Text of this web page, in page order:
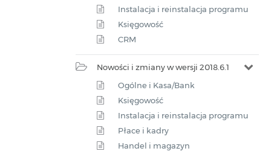
Instalacja i reinstalacja programu
Księgowość
CRM
Nowości i zmiany w wersji 2018.6.1
Ogólne i Kasa/Bank
Księgowość
Instalacja i reinstalacja programu
Płace i kadry
Handel i magazyn